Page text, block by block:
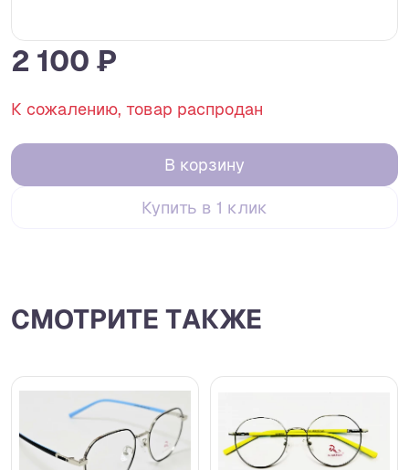
2 100 ₽
К сожалению, товар распродан
В корзину
Купить в 1 клик
СМОТРИТЕ ТАКЖЕ